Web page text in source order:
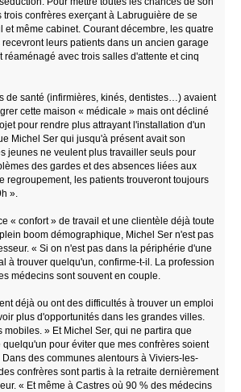
trois confrères exerçant à Labruguière de se
et même cabinet. Courant décembre, les quatre
leurs patients dans un ancien garage
réaménagé avec trois salles d'attente et cinq
de santé (infirmières, kinés, dentistes…) avaient
cette maison « médicale » mais ont décliné
pour rendre plus attrayant l'installation d'un
Michel Ser qui jusqu'à présent avait son
jeunes ne veulent plus travailler seuls pour
des gardes et des absences liées aux
regroupement, les patients trouveront toujours
».
« confort » de travail et une clientèle déjà toute
boom démographique, Michel Ser n'est pas
« Si on n'est pas dans la périphérie d'une
à trouver quelqu'un, confirme-t-il. La profession
médecins sont souvent en couple.
déjà ou ont des difficultés à trouver un emploi
plus d'opportunités dans les grandes villes.
mobiles. » Et Michel Ser, qui ne partira que
pour éviter que mes confrères soient
des communes alentours à Viviers-les-
confrères sont partis à la retraite dernièrement
« Et même à Castres où 90 % des médecins